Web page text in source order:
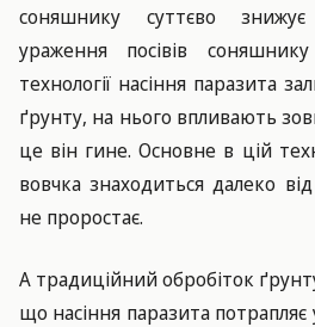
соняшнику суттєво
ураження посівів
технології насіння паразита
ґрунту, на нього впливають
це він гине. Основне в цій
вовчка знаходиться далеко
не проростає.
А традиційний обробіток
що насіння паразита